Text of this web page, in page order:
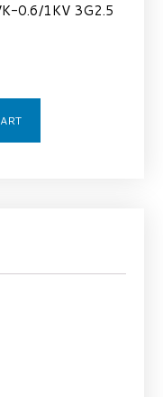
0.6/1KV 3G2.5